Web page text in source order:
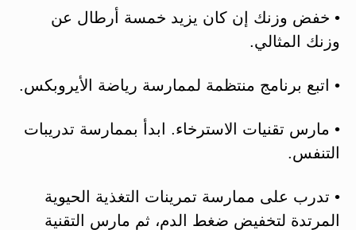
• خفض وزنك إن كان يزيد خمسة أرطال عن
وزنك المثالي.
• اتبع برنامج منتظمة لممارسة رياضة الأيروبكس.
• مارس تقنيات الاسترخاء. ابدأ بممارسة تدريبات
التنفس.
• تدرب على ممارسة تمرينات التغذية الحيوية
المرتدة لتخفيض ضغط الدم، ثم مارس التقنية